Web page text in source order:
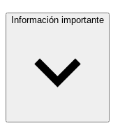
Información importante